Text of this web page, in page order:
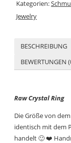
Kategorien:
Jewelry
BESCHREIBUNG
BEWERTUNGEN
Raw Crystal Ring
Die Größe von
identisch mit dem
handelt 🙂❤️